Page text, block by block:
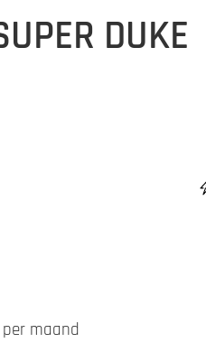
DUKE
maand